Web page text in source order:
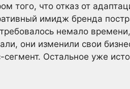
того, что отказ от
имидж бренда
немало
они изменили свои
сегмент. Остальное уже